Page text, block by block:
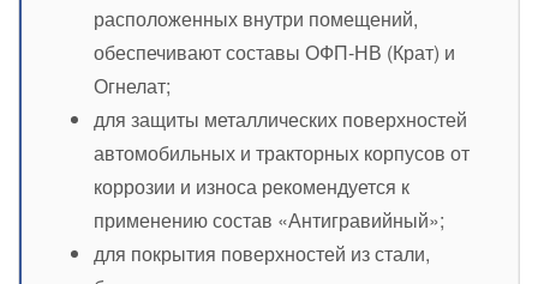
расположенных внутри помещений,
обеспечивают составы ОФП-НВ (Крат) и
Огнелат;
для защиты металлических поверхностей
автомобильных и тракторных корпусов от
коррозии и износа рекомендуется к
применению состав «Антигравийный»;
для покрытия поверхностей из стали,